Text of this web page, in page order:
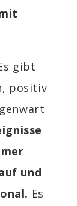
gibt
positiv
und
Es